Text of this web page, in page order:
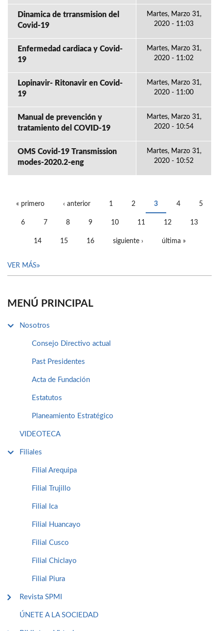
Dinamica de trransmision del
Covid-19
Martes, Marzo 31,
2020 - 11:03
Enfermedad cardiaca y Covid-
19
Martes, Marzo 31,
2020 - 11:02
Lopinavir- Ritonavir en Covid-
19
Martes, Marzo 31,
2020 - 11:00
Manual de prevención y
tratamiento del COVID-19
Martes, Marzo 31,
2020 - 10:54
OMS Covid-19 Transmission
modes-2020.2-eng
Martes, Marzo 31,
2020 - 10:52
« primero ‹ anterior 1 2 3 4 5
6 7 8 9 10 11 12 13
14 15 16 siguiente › última »
VER MÁS
MENÚ PRINCIPAL
Nosotros
Consejo Directivo actual
Past Presidentes
Acta de Fundación
Estatutos
Planeamiento Estratégico
VIDEOTECA
Filiales
Filial Arequipa
Filial Trujillo
Filial Ica
Filial Huancayo
Filial Cusco
Filial Chiclayo
Filial Piura
Revista SPMI
ÚNETE A LA SOCIEDAD